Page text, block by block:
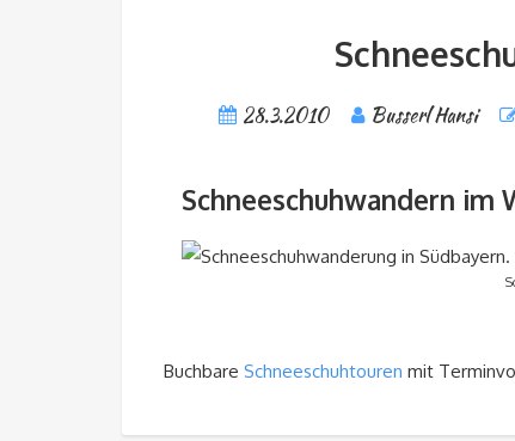
28.3.2010 Busserl Hansi
Schneeschuhwandern im
Buchbare Schneeschuhtouren mit